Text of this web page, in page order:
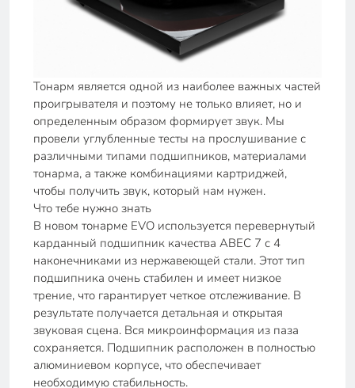
Тонарм является одной из наиболее важных частей
проигрывателя и поэтому не только влияет, но и
определенным образом формирует звук. Мы
провели углубленные тесты на прослушивание с
различными типами подшипников, материалами
тонарма, а также комбинациями картриджей,
чтобы получить звук, который нам нужен.
Что тебе нужно знать
В новом тонарме EVO используется перевернутый
карданный подшипник качества ABEC 7 с 4
наконечниками из нержавеющей стали. Этот тип
подшипника очень стабилен и имеет низкое
трение, что гарантирует четкое отслеживание. В
результате получается детальная и открытая
звуковая сцена. Вся микроинформация из паза
сохраняется. Подшипник расположен в полностью
алюминиевом корпусе, что обеспечивает
необходимую стабильность.